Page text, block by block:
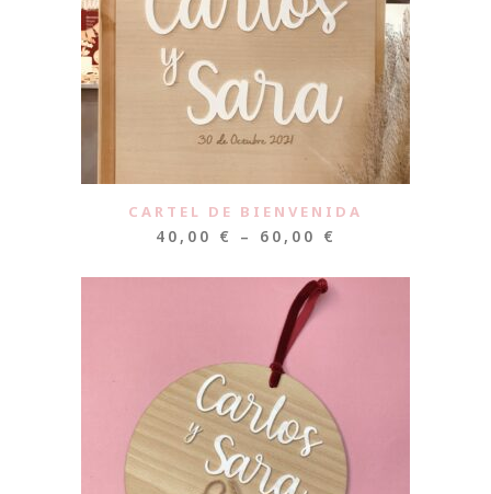
CARTEL DE BIENVENIDA
40,00 € – 60,00 €